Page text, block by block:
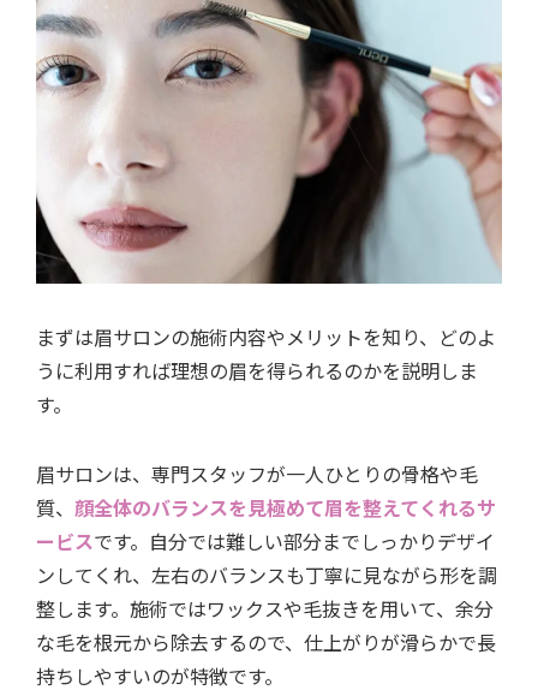
まずは眉サロンの施術内容やメリットを知り、どのよ
うに利用すれば理想の眉を得られるのかを説明しま
す。
眉サロンは、専門スタッフが一人ひとりの骨格や毛
質、 顔全体のバランスを見極めて眉を整えてくれるサ
ービスです。自分では難しい部分までしっかりデザイ
ンしてくれ、左右のバランスも丁寧に見ながら形を調
整します。施術ではワックスや毛抜きを用いて、余分
な毛を根元から除去するので、仕上がりが滑らかで長
持ちしやすいのが特徴です。